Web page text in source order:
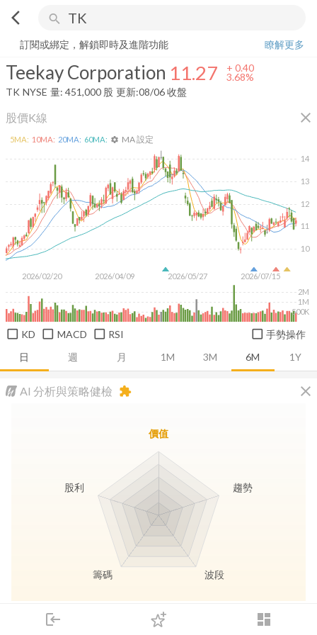
arrow_back_ios search
login dashboard
下單
Teekay Corporation
訂閱或綁定，解鎖即時及進階功能
瞭解更多
Teekay Corporation 11.27 + 0.40
3.68%
TK NYSE 量: 451,000 股 更新:08/06 收盤
股價K線 close
日 週 月 1M 3M 6M 1Y
2026/02/20 2026/04/09 2026/05/27 2026/07/15
10
11
12
13
14
500K
1M
2M
5MA: 10MA: 20MA: 60MA: settings MA 設定
KD MACD RSI 手勢操作
AI 分析與策略健檢 close
extension
長線價值 存股收息
價值
趨勢
波段
籌碼
股利